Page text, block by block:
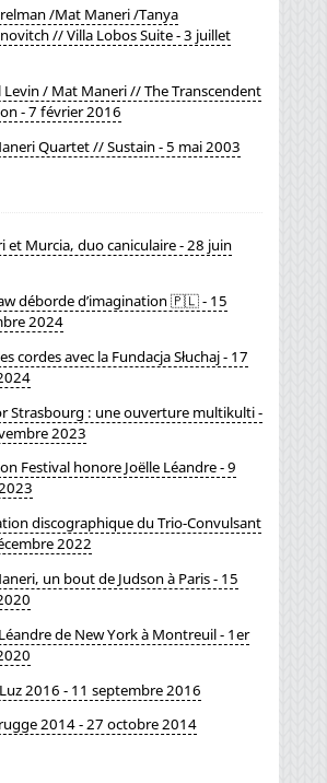
/Mat Maneri /Tanya
// Villa Lobos Suite - 3 juillet
Levin / Mat Maneri // The Transcendent
- 7 février 2016
Quartet // Sustain - 5 mai 2003
et Murcia, duo caniculaire - 28 juin
déborde d’imagination 🇵🇱 - 15
2024
cordes avec la Fundacja Słuchaj - 17
Strasbourg : une ouverture multikulti -
2023
Festival honore Joëlle Léandre - 9
discographique du Trio-Convulsant
2022
un bout de Judson à Paris - 15
de New York à Montreuil - 1er
Luz 2016 - 11 septembre 2016
2014 - 27 octobre 2014